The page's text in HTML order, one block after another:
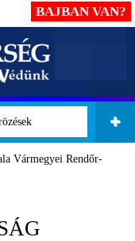
BAJBAN VAN?
Vármegyei Rendőr-